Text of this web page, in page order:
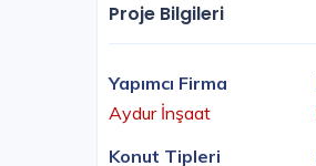
Proje Bilgileri
Yapımcı Firma
Aydur İnşaat
Konut Tipleri